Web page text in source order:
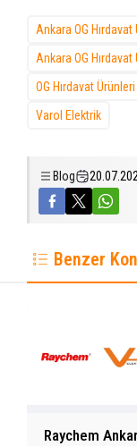
Ankara OG Hırdavat
Ankara OG
OG Hırdavat Ürünleri
Varol Elektrik
Blog
Benzer
Raychem